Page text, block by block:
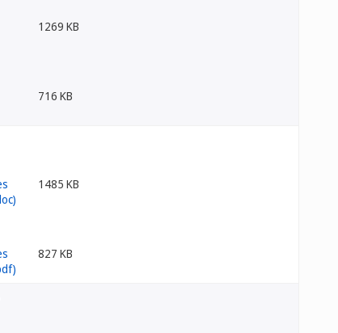
1269 KB
716 KB
1485 KB
827 KB